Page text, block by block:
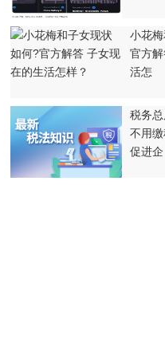
小花
官方
活怎
税务
不用
促进企